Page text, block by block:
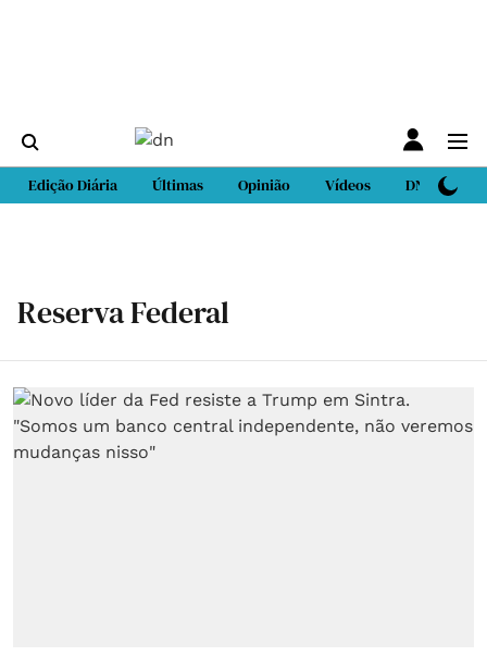
Edição Diária Últimas Opinião Vídeos DN Sport
Reserva Federal